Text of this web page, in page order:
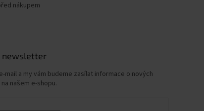
nákupem
newsletter
mail a my vám budeme zasílat informace o nových
našem e-shopu.